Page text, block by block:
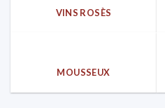
VINS ROSÈS
MOUSSEUX